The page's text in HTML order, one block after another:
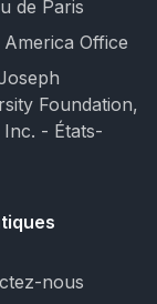
de Paris
Office
Foundation,
Inc. - États-
nous